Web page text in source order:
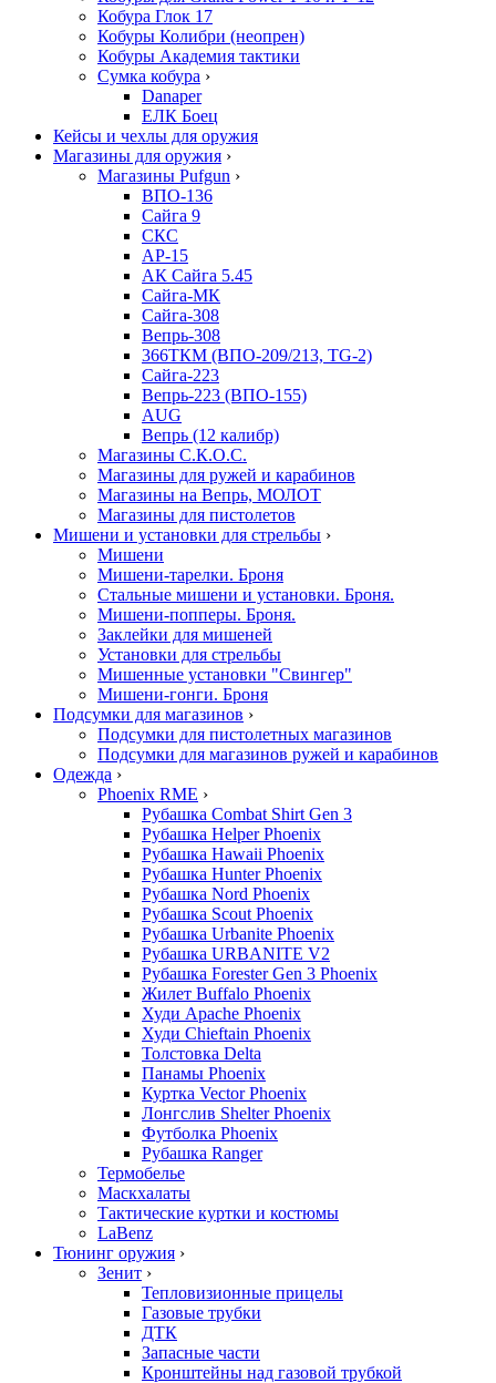
Кобура Глок 17
Кобуры Колибри (неопрен)
Кобуры Академия тактики
Сумка кобура ›
Danaper
ЕЛК Боец
Кейсы и чехлы для оружия
Магазины для оружия ›
Магазины Pufgun ›
ВПО-136
Сайга 9
СКС
АР-15
АК Сайга 5.45
Сайга-МК
Сайга-308
Вепрь-308
366ТКМ (ВПО-209/213, TG-2)
Сайга-223
Вепрь-223 (ВПО-155)
AUG
Вепрь (12 калибр)
Магазины С.К.О.С.
Магазины для ружей и карабинов
Магазины на Вепрь, МОЛОТ
Магазины для пистолетов
Мишени и установки для стрельбы ›
Мишени
Мишени-тарелки. Броня
Стальные мишени и установки. Броня.
Мишени-попперы. Броня.
Заклейки для мишеней
Установки для стрельбы
Мишенные установки "Свингер"
Мишени-гонги. Броня
Подсумки для магазинов ›
Подсумки для пистолетных магазинов
Подсумки для магазинов ружей и карабинов
Одежда ›
Phoenix RME ›
Рубашка Combat Shirt Gen 3
Рубашка Helper Phoenix
Рубашка Hawaii Phoenix
Рубашка Hunter Phoenix
Рубашка Nord Phoenix
Рубашка Scout Phoenix
Рубашка Urbanite Phoenix
Рубашка URBANITE V2
Рубашка Forester Gen 3 Phoenix
Жилет Buffalo Phoenix
Худи Apache Phoenix
Худи Chieftain Phoenix
Толстовка Delta
Панамы Phoenix
Куртка Vector Phoenix
Лонгслив Shelter Phoenix
Футболка Phoenix
Рубашка Ranger
Термобелье
Маскхалаты
Тактические куртки и костюмы
LaBenz
Тюнинг оружия ›
Зенит ›
Тепловизионные прицелы
Газовые трубки
ДТК
Запасные части
Кронштейны над газовой трубкой